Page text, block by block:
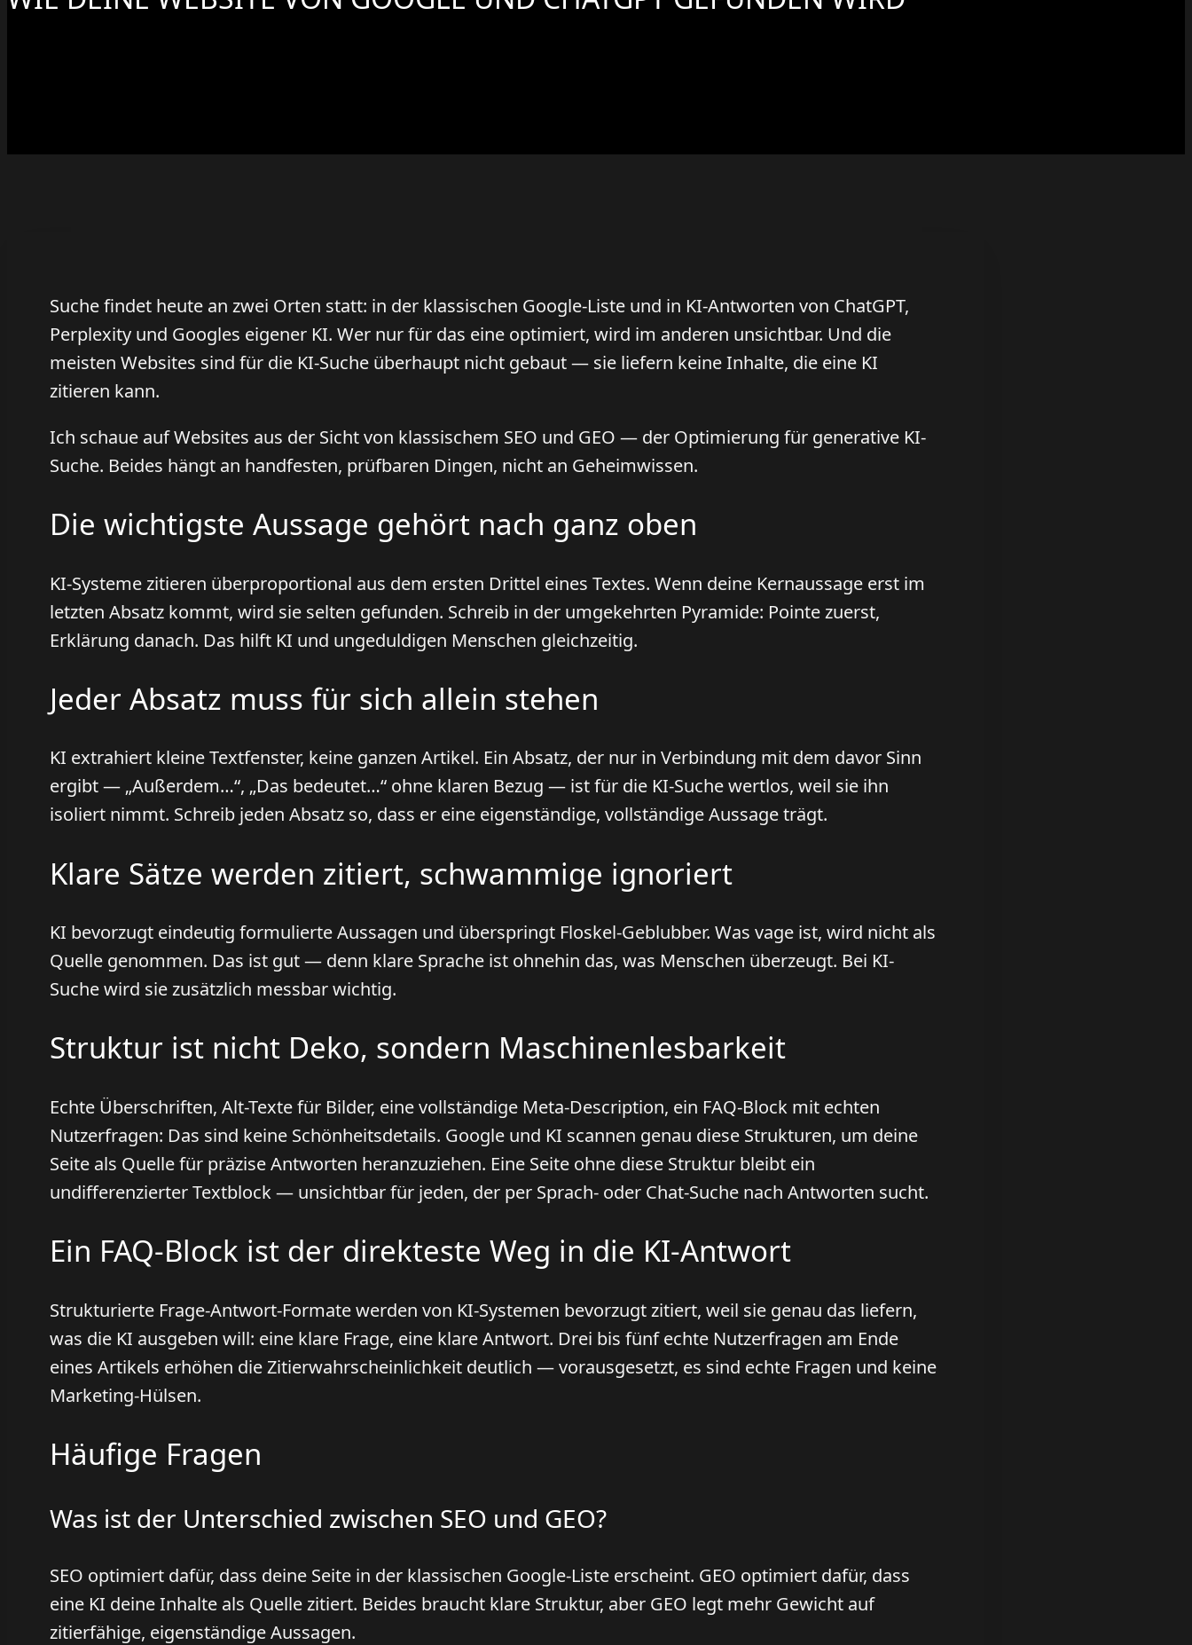
Suche findet heute an zwei Orten statt: in der klassischen Google-Liste und in KI-Antworten von ChatGPT,
Perplexity und Googles eigener KI. Wer nur für das eine optimiert, wird im anderen unsichtbar. Und die
meisten Websites sind für die KI-Suche überhaupt nicht gebaut — sie liefern keine Inhalte, die eine KI
zitieren kann.
Ich schaue auf Websites aus der Sicht von klassischem SEO und GEO — der Optimierung für generative KI-
Suche. Beides hängt an handfesten, prüfbaren Dingen, nicht an Geheimwissen.
Die wichtigste Aussage gehört nach ganz oben
KI-Systeme zitieren überproportional aus dem ersten Drittel eines Textes. Wenn deine Kernaussage erst im
letzten Absatz kommt, wird sie selten gefunden. Schreib in der umgekehrten Pyramide: Pointe zuerst,
Erklärung danach. Das hilft KI und ungeduldigen Menschen gleichzeitig.
Jeder Absatz muss für sich allein stehen
KI extrahiert kleine Textfenster, keine ganzen Artikel. Ein Absatz, der nur in Verbindung mit dem davor Sinn
ergibt — „Außerdem…“, „Das bedeutet…“ ohne klaren Bezug — ist für die KI-Suche wertlos, weil sie ihn
isoliert nimmt. Schreib jeden Absatz so, dass er eine eigenständige, vollständige Aussage trägt.
Klare Sätze werden zitiert, schwammige ignoriert
KI bevorzugt eindeutig formulierte Aussagen und überspringt Floskel-Geblubber. Was vage ist, wird nicht als
Quelle genommen. Das ist gut — denn klare Sprache ist ohnehin das, was Menschen überzeugt. Bei KI-
Suche wird sie zusätzlich messbar wichtig.
Struktur ist nicht Deko, sondern Maschinenlesbarkeit
Echte Überschriften, Alt-Texte für Bilder, eine vollständige Meta-Description, ein FAQ-Block mit echten
Nutzerfragen: Das sind keine Schönheitsdetails. Google und KI scannen genau diese Strukturen, um deine
Seite als Quelle für präzise Antworten heranzuziehen. Eine Seite ohne diese Struktur bleibt ein
undifferenzierter Textblock — unsichtbar für jeden, der per Sprach- oder Chat-Suche nach Antworten sucht.
Ein FAQ-Block ist der direkteste Weg in die KI-Antwort
Strukturierte Frage-Antwort-Formate werden von KI-Systemen bevorzugt zitiert, weil sie genau das liefern,
was die KI ausgeben will: eine klare Frage, eine klare Antwort. Drei bis fünf echte Nutzerfragen am Ende
eines Artikels erhöhen die Zitierwahrscheinlichkeit deutlich — vorausgesetzt, es sind echte Fragen und keine
Marketing-Hülsen.
Häufige Fragen
Was ist der Unterschied zwischen SEO und GEO?
SEO optimiert dafür, dass deine Seite in der klassischen Google-Liste erscheint. GEO optimiert dafür, dass
eine KI deine Inhalte als Quelle zitiert. Beides braucht klare Struktur, aber GEO legt mehr Gewicht auf
zitierfähige, eigenständige Aussagen.